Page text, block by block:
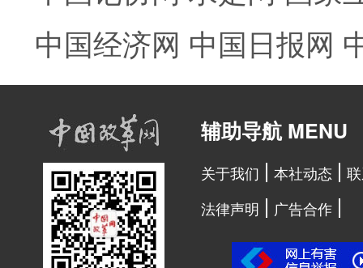
中国经济网 中国日报网
辅助导航 MENU
关于我们 本社动态
法律声明
广告合作